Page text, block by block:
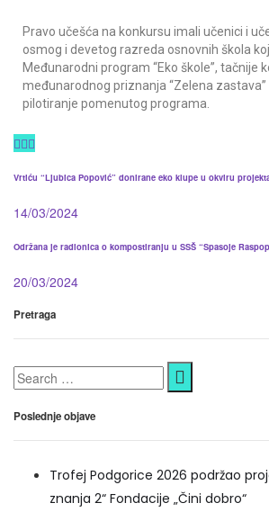
Pravo učešća na konkursu imali učenici i
osmog i devetog razreda osnovnih škola
Međunarodni program “Eko škole”, tačnije
međunarodnog priznanja “Zelena zastava”
pilotiranje pomenutog programa.
Vrtiću “Ljubica Popović” donirane eko klupe u okviru
14/03/2024
Održana je radionica o kompostiranju u SSŠ “Spasoje
20/03/2024
Pretraga
Poslednje objave
Trofej Podgorice 2026 podržao
znanja 2“ Fondacije „Čini dobro“